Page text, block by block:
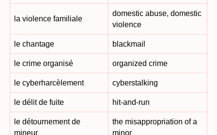
la violence familiale
domestic abuse, domestic
violence
le chantage blackmail
le crime organisé organized crime
le cyberharcèlement cyberstalking
le délit de fuite hit-and-run
le détournement de
mineur
the misappropriation of a
minor